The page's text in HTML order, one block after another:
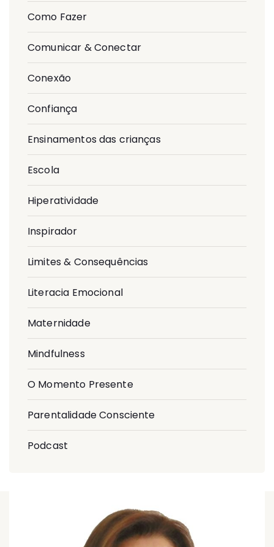
Como Fazer
Comunicar & Conectar
Conexão
Confiança
Ensinamentos das crianças
Escola
Hiperatividade
Inspirador
Limites & Consequências
Literacia Emocional
Maternidade
Mindfulness
O Momento Presente
Parentalidade Consciente
Podcast